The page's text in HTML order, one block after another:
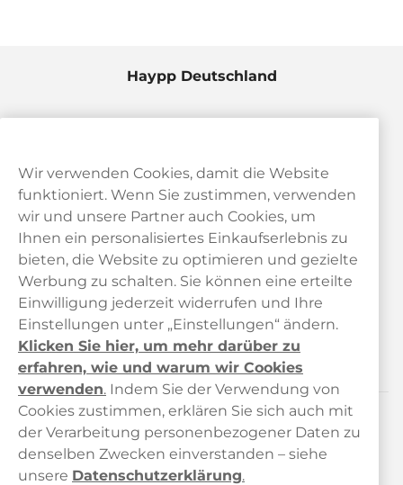
Haypp Deutschland
Kontaktiere uns!
hallo@haypp.com
Kundendienst
Links
Über uns
Wir verwenden Cookies, damit die Website
funktioniert. Wenn Sie zustimmen, verwenden
wir und unsere Partner auch Cookies, um
Ihnen ein personalisiertes Einkaufserlebnis zu
bieten, die Website zu optimieren und gezielte
Werbung zu schalten. Sie können eine erteilte
Einwilligung jederzeit widerrufen und Ihre
Einstellungen unter „Einstellungen“ ändern.
Klicken Sie hier, um mehr darüber zu
erfahren, wie und warum wir Cookies
verwenden. Indem Sie der Verwendung von
Cookies zustimmen, erklären Sie sich auch mit
der Verarbeitung personenbezogener Daten zu
denselben Zwecken einverstanden – siehe
unsere Datenschutzerklärung.